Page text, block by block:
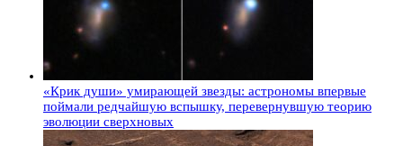
«Крик души» умирающей звезды: астрономы впервые
поймали редчайшую вспышку, перевернувшую теорию
эволюции сверхновых